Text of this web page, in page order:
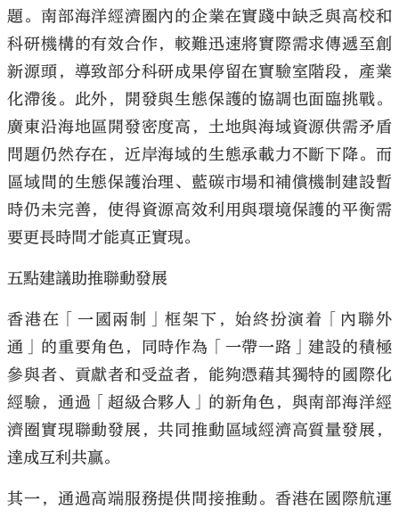
題。南部海洋經濟圈內的企業在實踐中缺乏與高校和
科研機構的有效合作，較難迅速將實際需求傳遞至創
新源頭，導致部分科研成果停留在實驗室階段，產業
化滯後。此外，開發與生態保護的協調也面臨挑戰。
廣東沿海地區開發密度高，土地與海域資源供需矛盾
問題仍然存在，近岸海域的生態承載力不斷下降。而
區域間的生態保護治理、藍碳市場和補償機制建設暫
時仍未完善，使得資源高效利用與環境保護的平衡需
要更長時間才能真正實現。
五點建議助推聯動發展
香港在「一國兩制」框架下，始終扮演着「內聯外
通」的重要角色，同時作為「一帶一路」建設的積極
參與者、貢獻者和受益者，能夠憑藉其獨特的國際化
經驗，通過「超級合夥人」的新角色，與南部海洋經
濟圈實現聯動發展，共同推動區域經濟高質量發展，
達成互利共贏。
其一，通過高端服務提供間接推動。香港在國際航運